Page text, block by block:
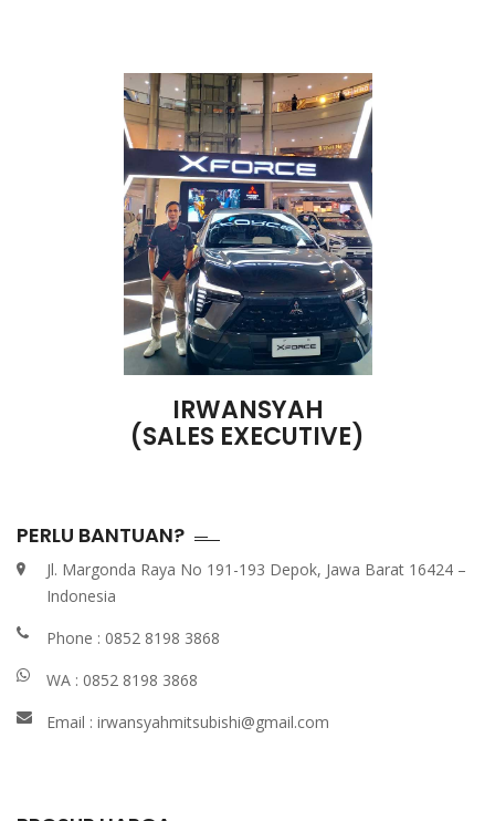
IRWANSYAH
(SALES EXECUTIVE)
PERLU BANTUAN?
Jl. Margonda Raya No 191-193 Depok, Jawa Barat 16424 –
Indonesia
Phone : 0852 8198 3868
WA : 0852 8198 3868
Email : irwansyahmitsubishi@gmail.com